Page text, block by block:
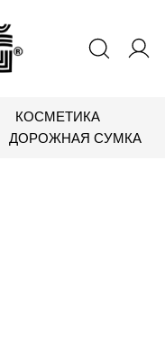
КОСМЕТИКА
ДОРОЖНАЯ СУМКА